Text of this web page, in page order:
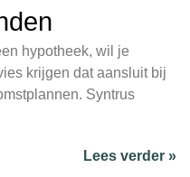
hypotheek, wil je
krijgen dat aansluit bij
Syntrus
Lees verder »